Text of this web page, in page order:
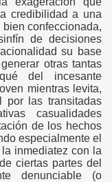
credibilidad a una
confeccionada,
de decisiones
su base
otras tantas
del incesante
mientras levita,
por las transitadas
casualidades
de los hechos
especialmente el
inmediatez con la
ciertas partes del
denunciable (o